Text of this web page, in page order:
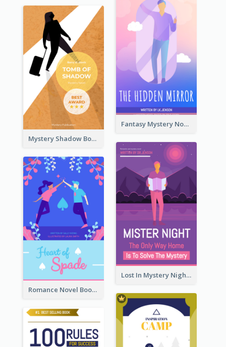
Fantasy Mystery Novel Book Cover
Mystery Shadow Book Cover
Lost In Mystery Night Book Cover
Romance Novel Book Cover